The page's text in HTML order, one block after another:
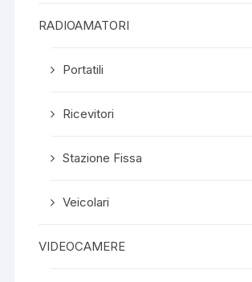
RADIOAMATORI
Portatili
Ricevitori
Stazione Fissa
Veicolari
VIDEOCAMERE